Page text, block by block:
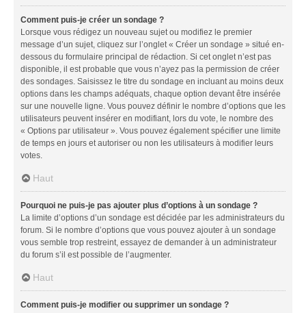
Comment puis-je créer un sondage ?
Lorsque vous rédigez un nouveau sujet ou modifiez le premier
message d’un sujet, cliquez sur l’onglet « Créer un sondage » situé en-
dessous du formulaire principal de rédaction. Si cet onglet n’est pas
disponible, il est probable que vous n’ayez pas la permission de créer
des sondages. Saisissez le titre du sondage en incluant au moins deux
options dans les champs adéquats, chaque option devant être insérée
sur une nouvelle ligne. Vous pouvez définir le nombre d’options que les
utilisateurs peuvent insérer en modifiant, lors du vote, le nombre des
« Options par utilisateur ». Vous pouvez également spécifier une limite
de temps en jours et autoriser ou non les utilisateurs à modifier leurs
votes.
Haut
Pourquoi ne puis-je pas ajouter plus d’options à un sondage ?
La limite d’options d’un sondage est décidée par les administrateurs du
forum. Si le nombre d’options que vous pouvez ajouter à un sondage
vous semble trop restreint, essayez de demander à un administrateur
du forum s’il est possible de l’augmenter.
Haut
Comment puis-je modifier ou supprimer un sondage ?